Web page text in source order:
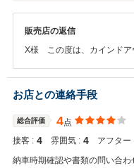
販売店の返信
X様 この度は、カインドア
思います。オイル交換やメ
ましたらお気軽にご連絡下
お店との連絡手段
総合評価 4点
接客 : 4 雰囲気 : 4 アフター
納車時期確認や書類の問い合